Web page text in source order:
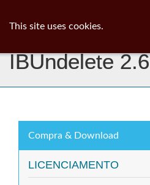
IBUndelete 2.6
Compra & Download
LICENCIAMENTO
This site uses cookies.